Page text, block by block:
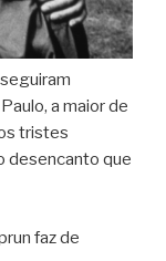
a maior de
tristes
desencanto que
faz de